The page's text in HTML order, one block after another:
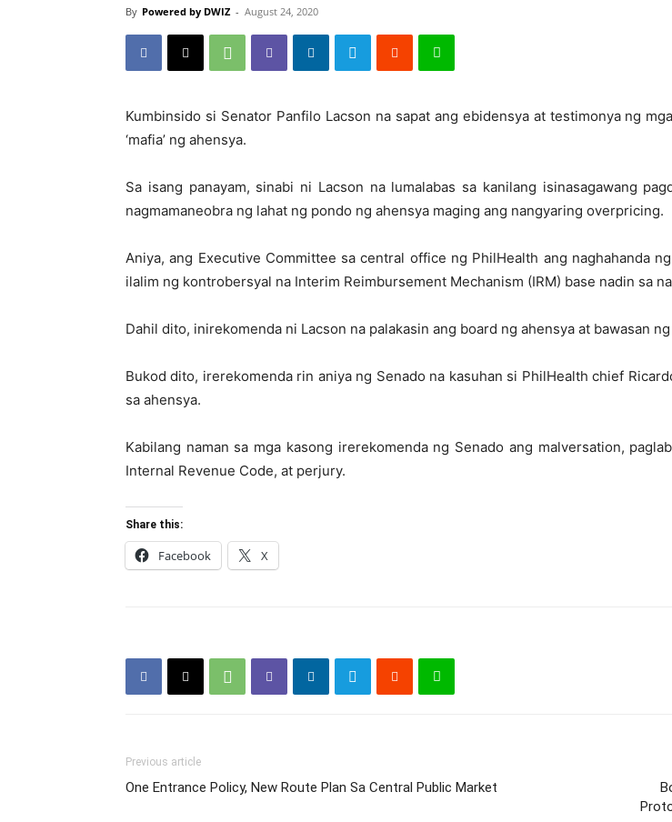
By Powered by DWIZ - August 24, 2020
Kumbinsido si Senator Panfilo Lacson na sapat ang ebidensya at testimonya ng
‘mafia’ ng ahensya.
Sa isang panayam, sinabi ni Lacson na lumalabas sa kanilang isinasagawang
nagmamaneobra ng lahat ng pondo ng ahensya maging ang nangyaring overpricing.
Aniya, ang Executive Committee sa central office ng PhilHealth ang naghahanda
ilalim ng kontrobersyal na Interim Reimbursement Mechanism (IRM) base nadin sa
Dahil dito, inirekomenda ni Lacson na palakasin ang board ng ahensya at bawasan
Bukod dito, irerekomenda rin aniya ng Senado na kasuhan si PhilHealth chief
sa ahensya.
Kabilang naman sa mga kasong irerekomenda ng Senado ang malversation,
Internal Revenue Code, at perjury.
Share this:
Facebook X
Previous article
One Entrance Policy, New Route Plan Sa Central Public Market